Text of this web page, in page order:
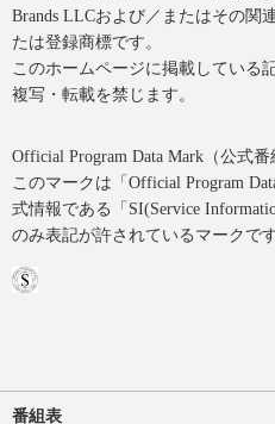
Brands LLCおよび／またはその関
たは登録商標です。
このホームページに掲載している
複写・転載を禁じます。
Official Program Data Mark（公式番
このマークは「Official Program
式情報である「SI(Service
のみ表記が許されているマークです
番組表